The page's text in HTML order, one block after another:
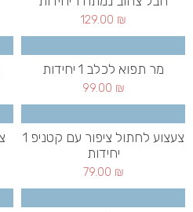
129.00 ₪
מר תפוא לכלב 1 יחידות
99.00 ₪
צעצוע לחתול ציפור עם קטניפ 1
יחידות
79.00 ₪